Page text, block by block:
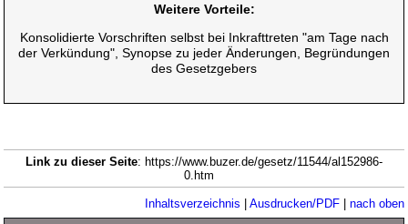
Weitere Vorteile:
Konsolidierte Vorschriften selbst bei Inkrafttreten "am Tage nach
der Verkündung", Synopse zu jeder Änderungen, Begründungen
des Gesetzgebers
Link zu dieser Seite: https://www.buzer.de/gesetz/11544/al152986-
0.htm
Inhaltsverzeichnis Ausdrucken/PDF| nach oben